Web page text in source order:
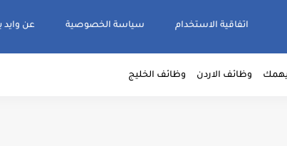
اتفاقية الاستخدام سياسة الخصوصية عن وايد
وظائف الاردن وظائف الخليج